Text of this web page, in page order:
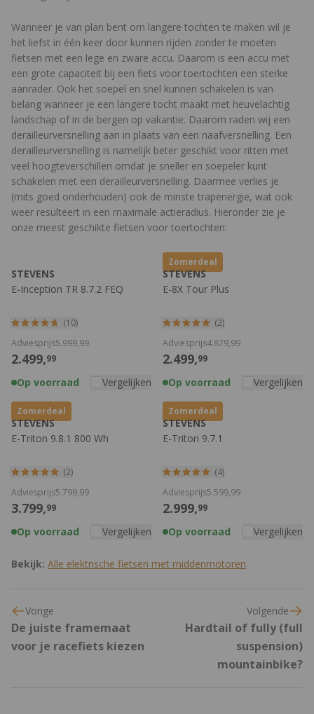
Wanneer je van plan bent om langere tochten te maken wil je
het liefst in één keer door kunnen rijden zonder te moeten
fietsen met een lege en zware accu. Daarom is een accu met
een grote capaciteit bij een fiets voor toertochten een sterke
aanrader. Ook het soepel en snel kunnen schakelen is van
belang wanneer je een langere tocht maakt met heuvelachtig
landschap of in de bergen op vakantie. Daarom raden wij een
derailleurversnelling aan in plaats van een naafversnelling. Een
derailleurversnelling is namelijk beter geschikt voor ritten met
veel hoogteverschillen omdat je sneller en soepeler kunt
schakelen met een derailleurversnelling. Daarmee verlies je
(mits goed onderhouden) ook de minste trapenergie, wat ook
weer resulteert in een maximale actieradius. Hieronder zie je
onze meest geschikte fietsen voor toertochten:
STEVENS
E-Inception TR 8.7.2 FEQ
(10)
2.499,99
Adviesprijs5.999,99
Op voorraad Vergelijken
Zomerdeal
STEVENS
E-8X Tour Plus
(2)
2.499,99
Adviesprijs4.879,99
Op voorraad Vergelijken
Zomerdeal
STEVENS
E-Triton 9.8.1 800 Wh
(2)
3.799,99
Adviesprijs5.799,99
Op voorraad Vergelijken
Zomerdeal
STEVENS
E-Triton 9.7.1
(4)
2.999,99
Adviesprijs5.599,99
Op voorraad Vergelijken
Bekijk: Alle elektrische fietsen met middenmotoren
Vorige
De juiste framemaat
voor je racefiets kiezen
Volgende
Hardtail of fully (full
suspension)
mountainbike?